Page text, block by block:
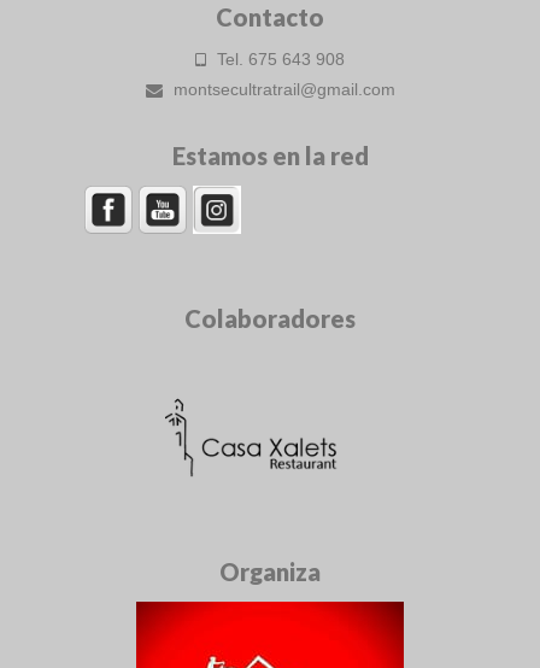
Contacto
Tel. 675 643 908
montsecultratrail@gmail.com
Estamos en la red
Colaboradores
Organiza